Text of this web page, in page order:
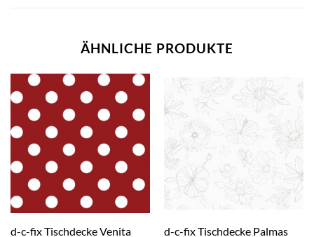
ÄHNLICHE PRODUKTE
d-c-fix Tischdecke Venita
d-c-fix Tischdecke Palmas